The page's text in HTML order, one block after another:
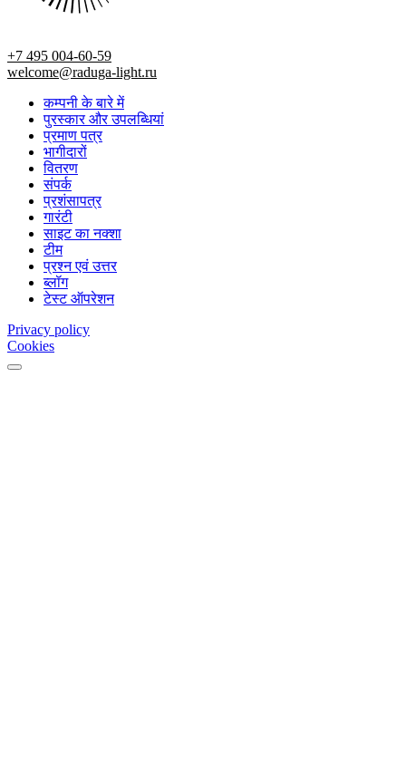
+7 495 004-60-59
welcome@raduga-light.ru
कम्पनी के बारे में
पुरस्कार और उपलब्धियां
प्रमाण पत्र
भागीदारों
वितरण
संपर्क
प्रशंसापत्र
गारंटी
साइट का नक्शा
टीम
प्रश्न एवं उत्तर
ब्लॉग
टेस्ट ऑपरेशन
Privacy policy
Cookies